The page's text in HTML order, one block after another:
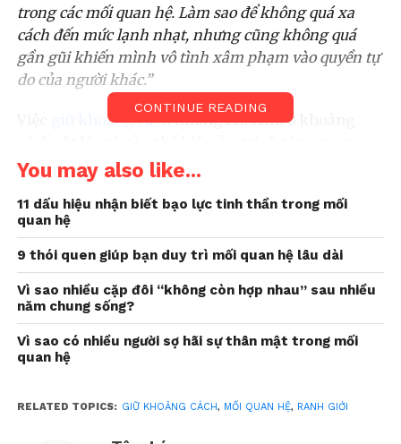
trong các mối quan hệ. Làm sao để không quá xa
cách đến mức lạnh nhạt, nhưng cũng không quá
gần gũi khiến mình vô tình xâm phạm vào quyền tự
do của người khác.”
giữ khoảng cáchkhông chỉ nằm ở khoảng
tiếp – từ cách lựa chọn lời nói, đặt câu hỏi, chia sẻ
thông tin, cho đến việc quan sát hay can thiệp vào
đời sống cá nhân của người khác.
Ở mức độ cao nhất, đó chính là biểu hiện của sự tôn
trọng và thấu hiểu giữa con người với nhau – nền
tảng quan trọng để xây dựng nhữngmối quan hệ
lành mạnhvà bền vững.
Theo các chuyên gia tâm lý, tùy vào các mối quan
khác nhau, nhưng tất cả đều dựa chung vào nguyên
CONTINUE READING
You may also like...
11 dấu hiệu nhận biết bạo lực tinh thần trong mối
quan hệ
9 thói quen giúp bạn duy trì mối quan hệ lâu dài
Vì sao nhiều cặp đôi “không còn hợp nhau” sau nhiều
năm chung sống?
Vì sao có nhiều người sợ hãi sự thân mật trong mối
quan hệ
RELATED TOPICS: GIỮ KHOẢNG CÁCH, MỐI QUAN HỆ, RANH GIỚI